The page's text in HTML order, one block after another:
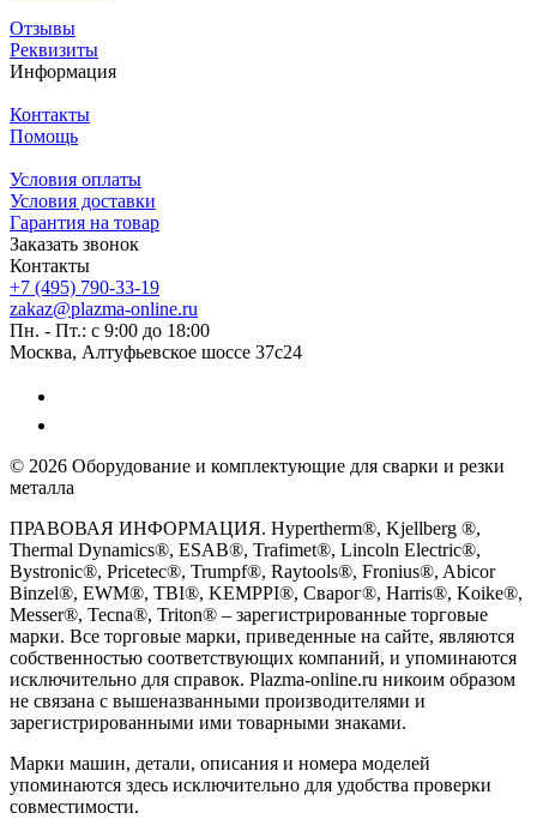
Отзывы
Реквизиты
Информация
Контакты
Помощь
Условия оплаты
Условия доставки
Гарантия на товар
Заказать звонок
Контакты
+7 (495) 790-33-19
zakaz@plazma-online.ru
Пн. - Пт.: с 9:00 до 18:00
Москва, Алтуфьевское шоссе 37с24
© 2026 Оборудование и комплектующие для сварки и резки
металла
ПРАВОВАЯ ИНФОРМАЦИЯ. Hypertherm®, Kjellberg ®,
Thermal Dynamics®, ESAB®, Trafimet®, Lincoln Electric®,
Bystronic®, Pricetec®, Trumpf®, Raytools®, Fronius®, Abicor
Binzel®, EWM®, TBI®, KEMPPI®, Сварог®, Harris®, Koike®,
Messer®, Tecna®, Triton® – зарегистрированные торговые
марки. Все торговые марки, приведенные на сайте, являются
собственностью соответствующих компаний, и упоминаются
исключительно для справок. Plazma-online.ru никоим образом
не связана с вышеназванными производителями и
зарегистрированными ими товарными знаками.
Марки машин, детали, описания и номера моделей
упоминаются здесь исключительно для удобства проверки
совместимости.